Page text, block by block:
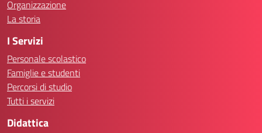
Organizzazione
La storia
I Servizi
Personale scolastico
Famiglie e studenti
Percorsi di studio
Tutti i servizi
Didattica